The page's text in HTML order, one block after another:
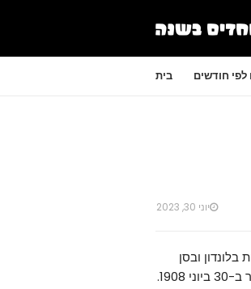
בית לפי חודשים
יוני 30, 2023
בלונדון ובסן